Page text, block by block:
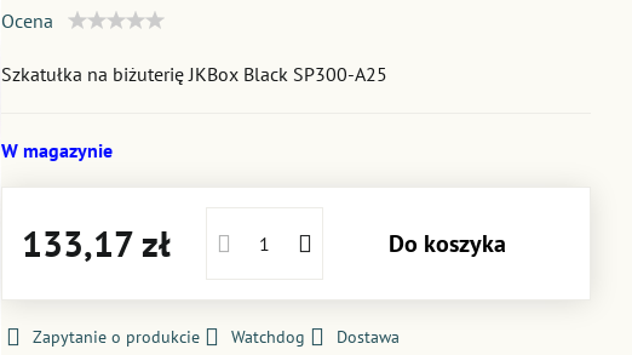
Ocena
Szkatułka na biżuterię JKBox Black SP300-A25
W magazynie
133,17 zł Do koszyka
Zapytanie o produkcie Watchdog Dostawa